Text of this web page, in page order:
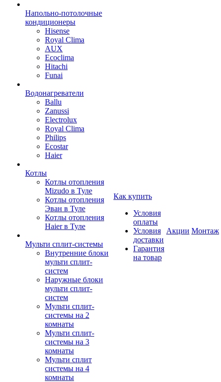
Напольно-потолочные
кондиционеры
Hisense
Royal Clima
AUX
Ecoclima
Hitachi
Funai
Водонагреватели
Ballu
Zanussi
Electrolux
Royal Clima
Philips
Ecostar
Haier
Котлы
Котлы отопления
Mizudo в Туле
Котлы отопления
Эван в Туле
Котлы отопления
Haier в Туле
Мульти сплит-системы
Внутренние блоки
мульти сплит-
систем
Наружные блоки
мульти сплит-
систем
Мульти сплит-
системы на 2
комнаты
Мульти сплит-
системы на 3
комнаты
Мульти сплит
системы на 4
комнаты
Как купить
Условия
оплаты
Условия
доставки
Гарантия
на товар
Акции Монтаж